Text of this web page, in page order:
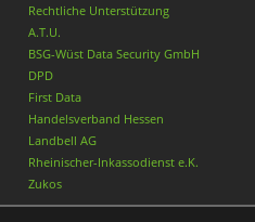
Rechtliche Unterstützung
A.T.U.
BSG-Wüst Data Security GmbH
DPD
First Data
Handelsverband Hessen
Landbell AG
Rheinischer-Inkassodienst e.K.
Zukos